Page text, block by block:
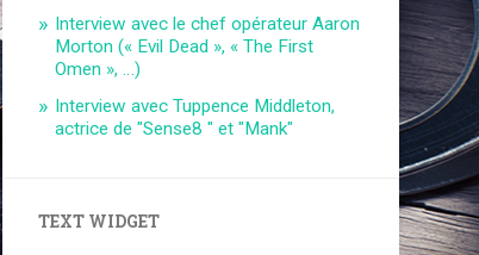
Interview avec le chef opérateur Aaron
Morton (« Evil Dead », « The First
Omen », …)
Interview avec Tuppence Middleton,
actrice de "Sense8 " et "Mank"
TEXT WIDGET